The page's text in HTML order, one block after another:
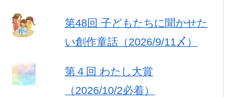
第48回 子どもたちに聞かせた
い創作童話（2026/9/11〆）
第４回 わたし大賞
（2026/10/2必着）